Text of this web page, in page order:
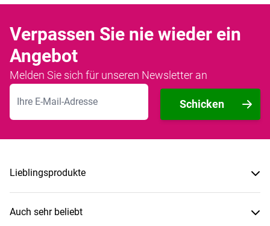
Verpassen Sie nie wieder ein
Angebot
Melden Sie sich für unseren Newsletter an
E-Mailadresse
Schicken
Lieblingsprodukte
Auch sehr beliebt